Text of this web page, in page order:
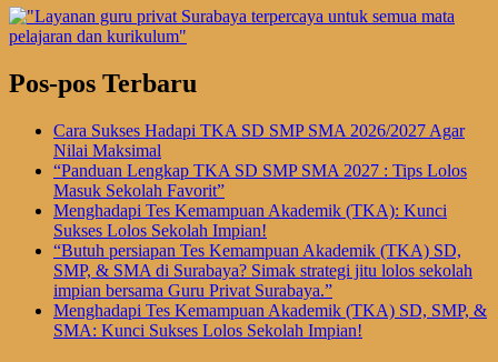
Pos-pos Terbaru
Cara Sukses Hadapi TKA SD SMP SMA 2026/2027 Agar
Nilai Maksimal
“Panduan Lengkap TKA SD SMP SMA 2027 : Tips Lolos
Masuk Sekolah Favorit”
Menghadapi Tes Kemampuan Akademik (TKA): Kunci
Sukses Lolos Sekolah Impian!
“Butuh persiapan Tes Kemampuan Akademik (TKA) SD,
SMP, & SMA di Surabaya? Simak strategi jitu lolos sekolah
impian bersama Guru Privat Surabaya.”
Menghadapi Tes Kemampuan Akademik (TKA) SD, SMP, &
SMA: Kunci Sukses Lolos Sekolah Impian!